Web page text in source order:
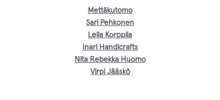
Mettäkutomo
Sari Pehkonen
Leila Korppila
Inari Handicrafts
Nita Rebekka Huomo
Virpi Jääskö